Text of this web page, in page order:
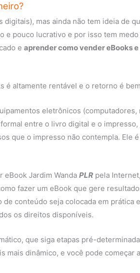
mas ainda não tem ideia de
e pouco lucrativo e por isso tem
e aprender como vender eBooks
é altamente rentável e o retorno é
eletrônicos (computadores,
entre o livro digital e o impresso,
que o impresso não contempla. Ele
eBook Jardim Wanda PLR pela
fazer um eBook que gere
conteúdo seja colocada em prática
os direitos disponíveis.
que siga etapas pré-
mais dinâmico, e você pode começar